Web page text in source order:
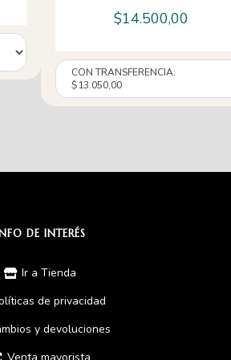
$14.500,00
DE INTERÉS
Ir a Tienda
de privacidad
y devoluciones